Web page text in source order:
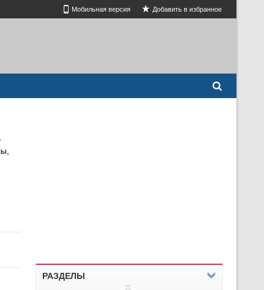
Мобильная версия Добавить в избранное
РАЗДЕЛЫ